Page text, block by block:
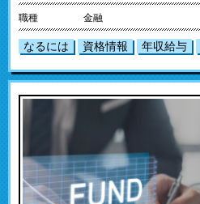
職種 金融
なるには 資格情報 年収給与